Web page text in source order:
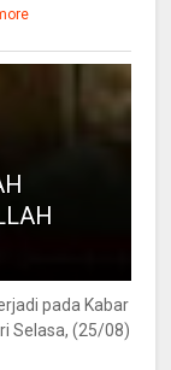
pada Kabar
Selasa, (25/08)